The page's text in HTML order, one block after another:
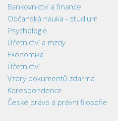
Bankovnictví a finance
Občanská nauka - studium
Psychologie
Účetnictví a mzdy
Ekonomika
Účetnictví
Vzory dokumentů zdarma
Korespondence
České právo a právní filosofie